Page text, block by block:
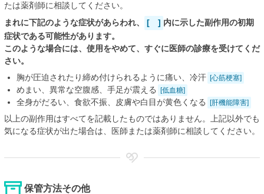
たは薬剤師に相談してください。
まれに下記のような症状があらわれ、
[ ] 内に示した副作用の初期
症状である可能性があります。
このような場合には、使用をやめて、すぐに医師の診療を受けてくだ
さい。
胸が圧迫されたり締め付けられるように痛い、冷汗 [心筋梗塞]
めまい、異常な空腹感、手足が震える [低血糖]
全身がだるい、食欲不振、皮膚や白目が黄色くなる [肝機能障害]
以上の副作用はすべてを記載したものではありません。上記以外でも
気になる症状が出た場合は、医師または薬剤師に相談してください。
保管方法その他